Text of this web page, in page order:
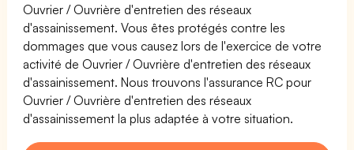
Ouvrier / Ouvrière d'entretien des réseaux
d'assainissement. Vous êtes protégés contre les
dommages que vous causez lors de l'exercice de votre
activité de Ouvrier / Ouvrière d'entretien des réseaux
d'assainissement. Nous trouvons l'assurance RC pour
Ouvrier / Ouvrière d'entretien des réseaux
d'assainissement la plus adaptée à votre situation.